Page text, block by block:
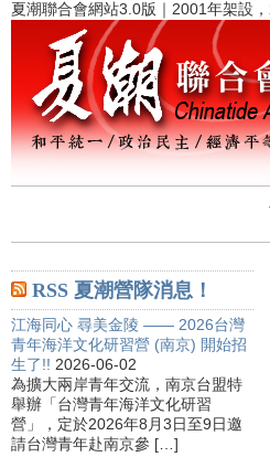
夏潮聯合會網站3.0版｜2001年架設
RSS 夏潮營隊消息！
江海同心 尋美金陵 —— 2026台灣
青年海洋文化研習營 (南京) 開始招
生了!! 2026-06-02
為擴大兩岸青年交流，南京台盟特
舉辦「台灣青年海洋文化研習
營」，定於2026年8月3日至9日邀
請台灣青年赴南京參 […]